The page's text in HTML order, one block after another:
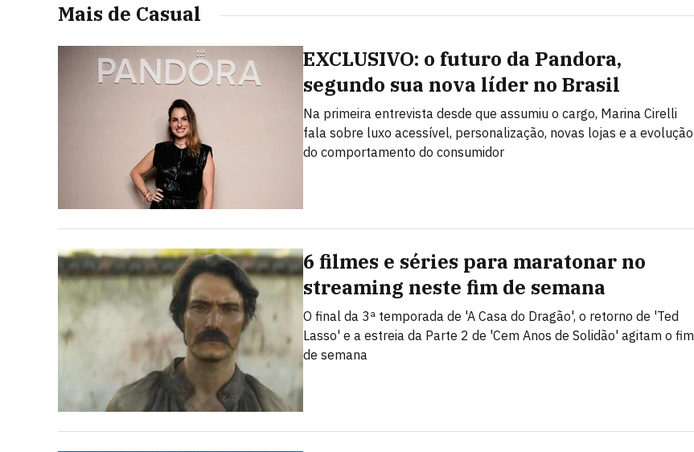
Mais de Casual
EXCLUSIVO: o futuro da Pandora,
segundo sua nova líder no Brasil
Na primeira entrevista desde que assumiu o cargo, Marina Cirelli
fala sobre luxo acessível, personalização, novas lojas e a evolução
do comportamento do consumidor
6 filmes e séries para maratonar no
streaming neste fim de semana
O final da 3ª temporada de 'A Casa do Dragão', o retorno de 'Ted
Lasso' e a estreia da Parte 2 de 'Cem Anos de Solidão' agitam o fim
de semana